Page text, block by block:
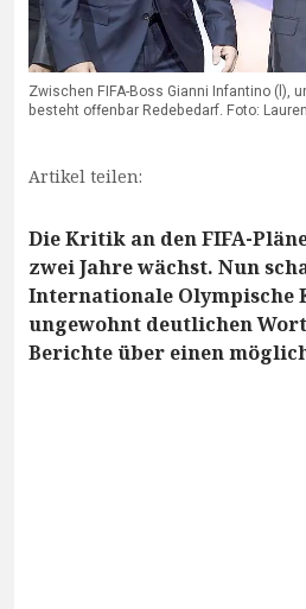
Zwischen FIFA-Boss Gianni Infantino (l),
besteht offenbar Redebedarf. Foto:
Artikel teilen:
Die Kritik an den FIFA-
zwei Jahre wächst. Nun
Internationale Olympische
ungewohnt deutlichen
Berichte über einen